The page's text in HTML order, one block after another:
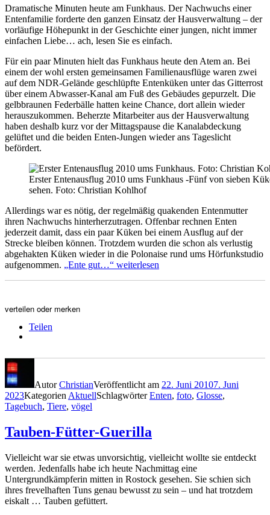
Dramatische Minuten heute am Funkhaus. Der Nachwuchs einer
Entenfamilie forderte den ganzen Einsatz der Hausverwaltung – der
vorläufige Höhepunkt in der Geschichte einer jungen, nicht immer
einfachen Liebe… ach, lesen Sie es einfach.
Für ein paar Minuten hielt das Funkhaus heute den Atem an. Bei
einem der wohl ersten gemeinsamen Familienausflüge waren zwei
auf dem NDR-Gelände geschlüpfte Entenküken unter das Gitterrost
über einem Abwasser-Kanal am Fuß des Gebäudes gepurzelt. Die
gelbbraunen Federbälle hatten keine Chance, dort allein wieder
herauszukommen. Beherzte Mitarbeiter aus der Hausverwaltung
haben deshalb kurz vor der Mittagspause die Kanalabdeckung
gelüftet und die beiden Enten-Jungen wieder ans Tageslicht
befördert.
Erster Entenausflug 2010 ums Funkhaus -Fünf von sieben
sehen. Foto: Christian Kohlhof
Allerdings war es nötig, der regelmäßig quakenden Entenmutter
ihren Nachwuchs hinterherzutragen. Offenbar rechnen Enten
jederzeit damit, dass ein paar Küken bei einem Ausflug auf der
Strecke bleiben können. Trotzdem wurden die schon als verlustig
abgehakten Küken wieder in die Polonaise rund ums Hörfunkstudio
aufgenommen. „Ente gut…“ weiterlesen
verteilen oder merken
Teilen
AutorChristianVeröffentlicht am 22. Juni 20107. Juni
2023Kategorien AktuellSchlagwörterEnten, foto, Glosse,
Tagebuch, Tiere, vögel
Tauben-Fütter-Guerilla
Vielleicht war sie etwas unvorsichtig, vielleicht wollte sie entdeckt
werden. Jedenfalls habe ich heute Nachmittag eine
Untergrundkämpferin mitten in Rostock gesehen. Sie schien sich
ihres frevelhaften Tuns genau bewusst zu sein – und hat trotzdem
eiskalt … Tauben gefüttert.